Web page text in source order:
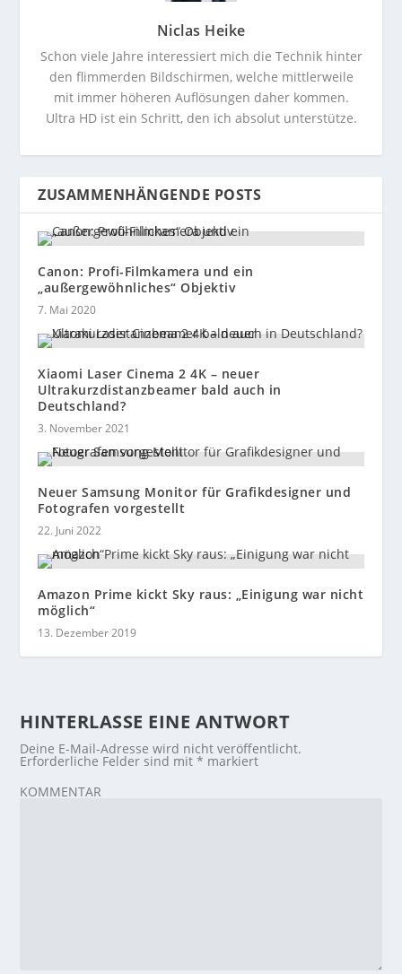
Niclas Heike
Schon viele Jahre interessiert mich die Technik hinter
den flimmerden Bildschirmen, welche mittlerweile
mit immer höheren Auflösungen daher kommen.
Ultra HD ist ein Schritt, den ich absolut unterstütze.
ZUSAMMENHÄNGENDE POSTS
Canon: Profi-Filmkamera und ein
„außergewöhnliches“ Objektiv
7. Mai 2020
Xiaomi Laser Cinema 2 4K – neuer
Ultrakurzdistanzbeamer bald auch in
Deutschland?
3. November 2021
Neuer Samsung Monitor für Grafikdesigner und
Fotografen vorgestellt
22. Juni 2022
Amazon Prime kickt Sky raus: „Einigung war nicht
möglich“
13. Dezember 2019
HINTERLASSE EINE ANTWORT
Deine E-Mail-Adresse wird nicht veröffentlicht.
Erforderliche Felder sind mit* markiert
KOMMENTAR